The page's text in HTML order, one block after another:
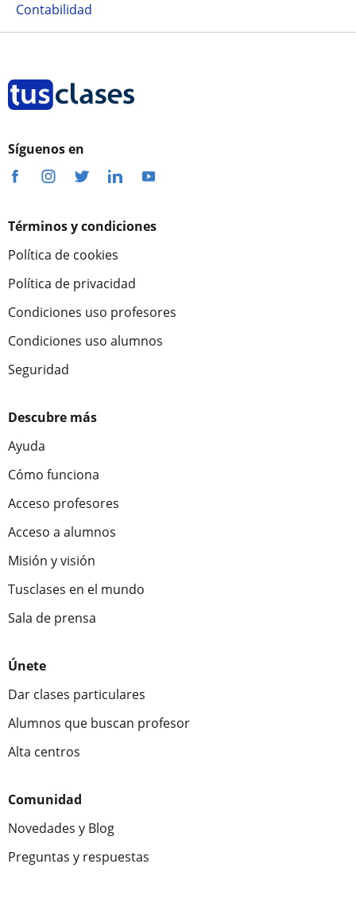
Contabilidad
Síguenos en
Términos y condiciones
Política de cookies
Política de privacidad
Condiciones uso profesores
Condiciones uso alumnos
Seguridad
Descubre más
Ayuda
Cómo funciona
Acceso profesores
Acceso a alumnos
Misión y visión
Tusclases en el mundo
Sala de prensa
Únete
Dar clases particulares
Alumnos que buscan profesor
Alta centros
Comunidad
Novedades y Blog
Preguntas y respuestas